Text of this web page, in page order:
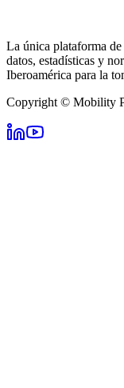
La única plataforma
datos, estadísticas y
Iberoamérica para la
Copyright © Mobility